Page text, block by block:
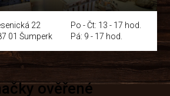
22
01 Šumperk
Po - Čt: 13 - 17 hod.
Pá: 9 - 17 hod.
ověřené